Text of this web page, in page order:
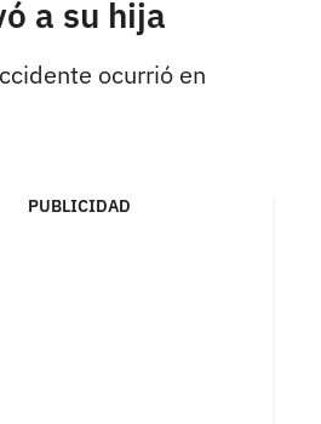
a su hija
ocurrió en
PUBLICIDAD